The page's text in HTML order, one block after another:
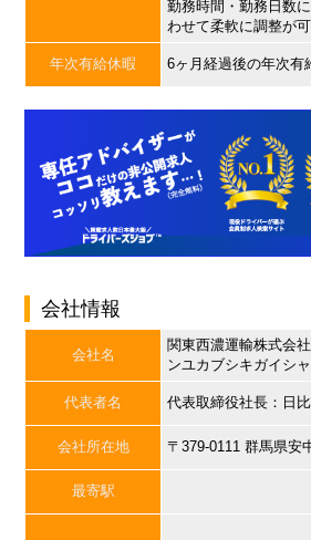
勤務時間・勤務日数
わせて柔軟に調整が可
年次有給休暇 6ヶ月経過後の年次有
会社情報
会社名
関東西濃運輸株式会
ンユカブシキガイシャ
代表者名 代表取締役社長：日
会社所在地 〒379-0111 群馬県
最寄駅